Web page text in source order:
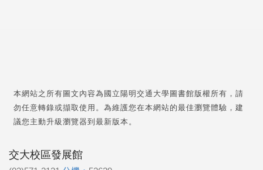
本網站之所有圖文內容為國立陽明交通大學圖書館版權所有，請
勿任意轉錄或擷取使用。為維護您在本網站的最佳瀏覽體驗，建
議您主動升級瀏覽器到最新版本。
交大校區發展館